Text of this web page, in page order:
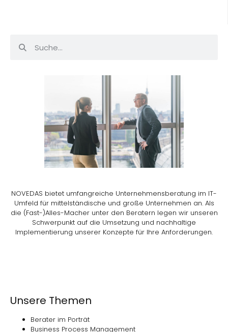
NOVEDAS bietet umfangreiche Unternehmensberatung im IT-
Umfeld für mittelständische und große Unternehmen an. Als
die (Fast-)Alles-Macher unter den Beratern legen wir unseren
Schwerpunkt auf die Umsetzung und nachhaltige
Implementierung unserer Konzepte für Ihre Anforderungen.
Unsere Themen
Berater im Porträt
Business Process Management